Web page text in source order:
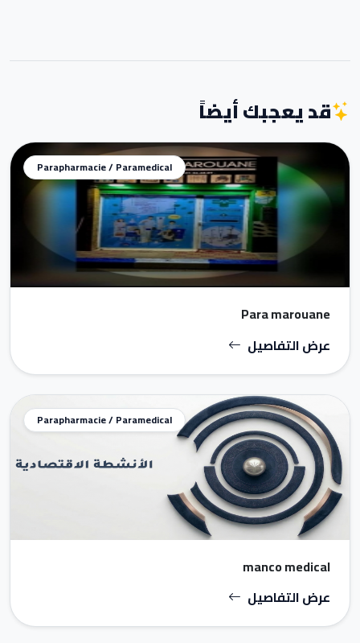
قد يعجبك أيضاً
Parapharmacie / Paramedical
Para marouane
عرض التفاصيل
Parapharmacie / Paramedical
manco medical
عرض التفاصيل